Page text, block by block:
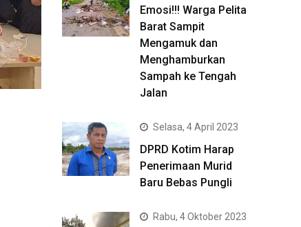
Emosi!!! Warga Pelita
Barat Sampit
Mengamuk dan
Menghamburkan
Sampah ke Tengah
Jalan
Selasa, 4 April 2023
DPRD Kotim Harap
Penerimaan Murid
Baru Bebas Pungli
Rabu, 4 Oktober 2023